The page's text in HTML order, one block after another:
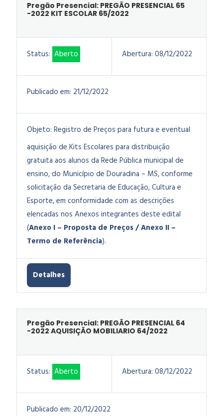
Pregão Presencial: PREGÃO PRESENCIAL 65
-2022 KIT ESCOLAR 65/2022
Status: Aberto Abertura: 08/12/2022
Publicado em: 21/12/2022
Objeto: Registro de Preços para futura e eventual
aquisição de Kits Escolares para distribuição
gratuita aos alunos da Rede Pública municipal de
ensino, do Município de Douradina – MS, conforme
solicitação da Secretaria de Educação, Cultura e
Esporte, em conformidade com as descrições
elencadas nos Anexos integrantes deste edital
(Anexo I – Proposta de Preços / Anexo II –
Termo de Referência).
Detalhes
Pregão Presencial: PREGÃO PRESENCIAL 64
-2022 AQUISIÇÃO MOBILIARIO 64/2022
Status: Aberto Abertura: 08/12/2022
Publicado em: 20/12/2022